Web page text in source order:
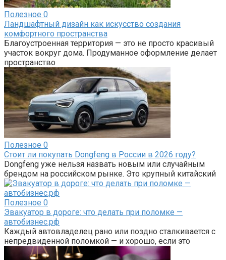
Полезное 0
Ландшафтный дизайн как искусство создания
комфортного пространства
Благоустроенная территория — это не просто красивый
участок вокруг дома. Продуманное оформление делает
пространство
Полезное 0
Стоит ли покупать Dongfeng в России в 2026 году?
Dongfeng уже нельзя назвать новым или случайным
брендом на российском рынке. Это крупный китайский
Полезное 0
Эвакуатор в дороге: что делать при поломке —
автобизнес.рф
Каждый автовладелец рано или поздно сталкивается с
непредвиденной поломкой — и хорошо, если это